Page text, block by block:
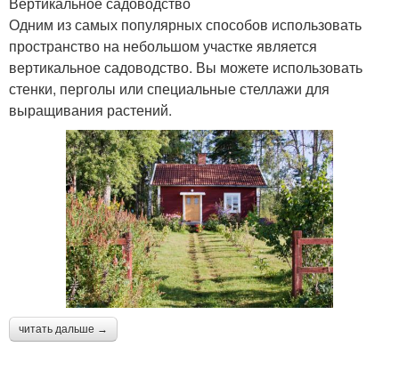
Одним из самых популярных способов использовать
пространство на небольшом участке является
вертикальное садоводство. Вы можете использовать
стенки, перголы или специальные стеллажи для
выращивания растений.
читать дальше →